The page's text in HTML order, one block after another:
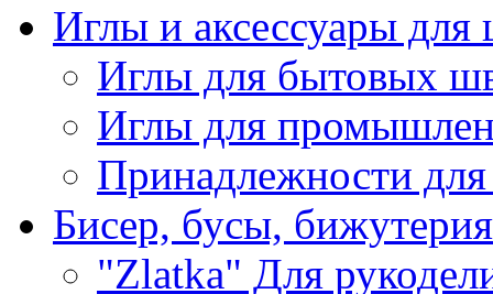
Иглы и аксессуары
Иглы для бытовых
Иглы для
Принадлежности
Бисер, бусы, бижутерия
"Zlatka" Для